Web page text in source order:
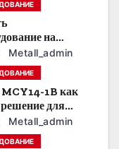
на
тяжелые
Metall_admin
1B как
для
гидросистем
Metall_admin